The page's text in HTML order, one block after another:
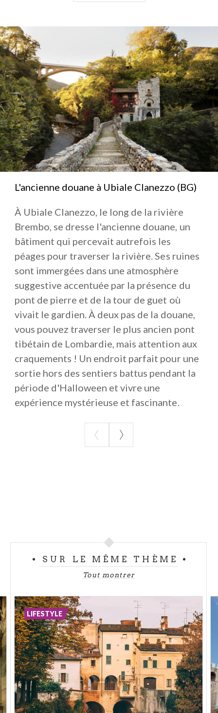
voyage inoubliable dans les
atmosphères les plus
effrayantes de l'automne lombard.
L'ancienne douane à Ubiale Clanezzo (BG)
À Ubiale Clanezzo, le long de la rivière
Brembo, se dresse l'ancienne douane, un
bâtiment qui percevait autrefois les
péages pour traverser la rivière. Ses ruines
sont immergées dans une atmosphère
suggestive accentuée par la présence du
pont de pierre et de la tour de guet où
vivait le gardien. À deux pas de la douane,
vous pouvez traverser le plus ancien pont
tibétain de Lombardie, mais attention aux
craquements ! Un endroit parfait pour une
sortie hors des sentiers battus pendant la
période d'Halloween et vivre une
expérience mystérieuse et fascinante.
SUR LE MÊME THÈME
Tout montrer
LIFESTYLE